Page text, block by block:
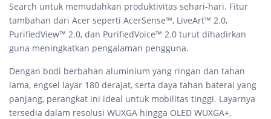
Search untuk memudahkan produktivitas sehari-hari. Fitur
tambahan dari Acer seperti AcerSense™, LiveArt™ 2.0,
PurifiedView™ 2.0, dan PurifiedVoice™ 2.0 turut dihadirkan
guna meningkatkan pengalaman pengguna.
Dengan bodi berbahan aluminium yang ringan dan tahan
lama, engsel layar 180 derajat, serta daya tahan baterai yang
panjang, perangkat ini ideal untuk mobilitas tinggi. Layarnya
tersedia dalam resolusi WUXGA hingga OLED WUXGA+,